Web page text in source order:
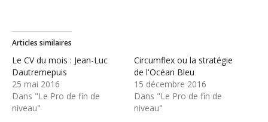
Articles similaires
Le CV du mois : Jean-Luc
Dautremepuis
25 mai 2016
Dans "Le Pro de fin de
niveau"
Circumflex ou la stratégie
de l'Océan Bleu
15 décembre 2016
Dans "Le Pro de fin de
niveau"